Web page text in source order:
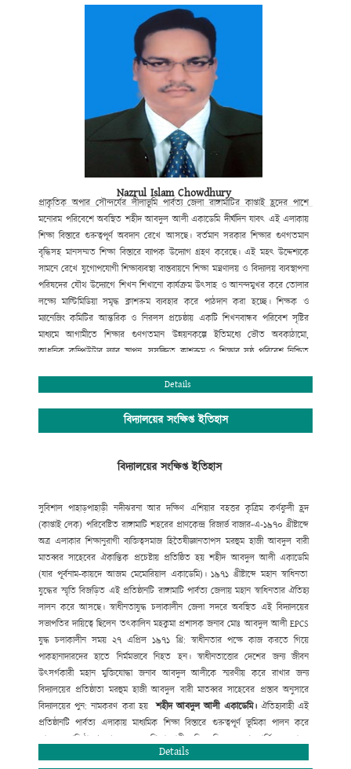
Nazrul Islam Chowdhury
প্রাকৃতিক অপার সৌন্দর্যের লীলাভূমি পার্বত্য জেলা রাঙ্গামাটির কাপ্তাই হ্রদের পাশে
মনোরম পরিবেশে অবস্থিত শহীদ আবদুল আলী একাডেমি দীর্ঘদিন যাবৎ এই এলাকায়
শিক্ষা বিস্তারে গুরুত্বপূর্ণ অবদান রেখে আসছে। বর্তমান সরকার শিক্ষার গুণগতমান
বৃদ্ধিসহ মানসম্মত শিক্ষা বিস্তারে ব্যাপক উদ্যোগ গ্রহণ করেছে। এই মহৎ উদ্দেশ্যকে
সামনে রেখে যুগোপযোগী শিক্ষাব্যবস্থা বাস্তবায়নে শিক্ষা মন্ত্রণালয় ও বিদ্যালয় ব্যবস্থাপনা
পরিষদের যৌথ উদ্যোগে শিখন শিখানো কার্যক্রম উৎসাহ ও আনন্দমুখর করে তোলার
লক্ষ্যে মাল্টিমিডিয়া সমৃদ্ধ ক্লাশরুম ব্যবহার করে পাঠদান করা হচ্ছে। শিক্ষক ও
ম্যানেজিং কমিটির আন্তরিক ও নিরলস প্রচেষ্ঠায় একটি শিখনবান্ধব পরিবেশ সৃষ্টির
মাধ্যমে আগামীতে শিক্ষার গুণগতমান উন্নয়নকল্পে ইতিমধ্যে ভৌত অবকাঠামো,
আধুনিক কম্পিউটার ল্যাব স্থাপন,সুসজ্জিত ক্লাশরুম ও শিক্ষার সুষ্ঠু পরিবেশ নিশ্চিত
মানসিক বিকাশে বিভিন্ন পদক্ষেপ ক্রমান্নয়ে বাস্তবায়ন করা হচ্ছে। বিদ্যালয়টি
প্রতিষ্ঠাতা বিশিষ্ট সমাজ সেবক শ্রদ্ধেয় মরহুম হাজী আবদুল বারী
কৃতি সন্তান হাজী মোঃ মুছা মাতব্বর (আজীবন দাতা সদস্য) বিদ্যালয় পরিচালনা
,শিক্ষার্থীদের সুযোগ-সুবিধা বৃদ্ধি
JSC
তে ধারাবাহিক উন্নয়ন
বিদ্যমান। সহপাঠক্রমিক কার্যক্রমে (ক্রীড়া ও
সংস্কৃতিতে) রয়েছে অত্র
বিদ্যালয়ের দীর্ঘ দিনের ঐতিহ্য।
Details
বিদ্যালয়ের সংক্ষিপ্ত ইতিহাস
বিদ্যালয়ের সংক্ষিপ্ত ইতিহাস
সুবিশাল পাহাড়পাহাড়ী নদীঝরনা আর দক্ষিণ এশিয়ার বহত্তর কৃত্রিম কর্ণফুলী হ্রদ
(কাপ্তাই লেক) পরিবেষ্টিত রাঙ্গামাটি শহরের প্রাণকেন্দ্র রিজার্ভ বাজার-এ-১৯৭০ খ্রীষ্টাব্দে
অত্র এলাকার শিক্ষানুরাগী ব্যক্তিত্বসমাজ হিতৈষীজ্ঞানতাপস মরহুম হাজী আবদুল বারী
মাতব্বর সাহেবের ঐকান্তিক প্রচেষ্টায় প্রতিষ্ঠিত হয় শহীদ আবদুল আলী একাডেমি
(যার পূর্বনাম-কায়দে আজম মেমোরিয়াল একাডেমি)। ১৯৭১ খ্রীষ্টাব্দে মহান স্বাধিনতা
যুদ্ধের স্মৃতি বিজড়িত এই প্রতিষ্ঠানটি রাঙ্গামাটি পার্বত্য জেলায় মহান স্বাধিনতার ঐতিহ্য
লালন করে আসছে। স্বাধীনতাযুদ্ধ চলাকালীন জেলা সদরে অবস্থিত এই বিদ্যালয়ের
সভাপতির দায়িত্বে ছিলেন তৎকালিন মহকুমা প্রশাসক জনাব মোঃ আবদুল আলীEPCS
যুদ্ধ চলাকালীন সময় ২৭ এপ্রিল ১৯৭১ খ্রি: স্বাধীনতার পক্ষে কাজ করতে গিয়ে
পাকহানাদারদের হাতে নির্মমভাবে নিহত হন। স্বাধীনতাত্তোর দেশের জন্য জীবন
উৎসর্গকারী মহান মুক্তিযোদ্ধা জনাব আবদুল আলীকে স্মরণীয় করে রাখার জন্য
বিদ্যালয়ের প্রতিষ্ঠাতা মরহুম হাজী আবদুল বারী মাতব্বর সাহেবের প্রস্তাব অনুসারে
বিদ্যালয়ের পুন: নামকরণ করা হয়
শহীদ আবদুল আলী একাডেমি। ঐতিহ্যবাহী এই
প্রতিষ্ঠানটি পার্বত্য এলাকায় মাধ্যমিক শিক্ষা বিস্তারে গুরুত্বপূর্ণ ভূমিকা পালন করে
আসছে। প্রতিষ্ঠালগ্ন থেকে অনেক শিক্ষানুরাগী
ব্যক্তিত্ব নিজেদের শ্রম আর্থিক অনুদান
বিদ্যালয়টিকে মহীরূহে রূপান্তরিত করেছে।
Details